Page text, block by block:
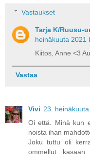
Vastaukset
Tarja K/Ruusu-
heinäkuuta 2021
Kiitos, Anne <3
Vastaa
Vivi 23.
Oi että. Minä kun
noista ihan
Joku tuttu oli
ommellut kasaan